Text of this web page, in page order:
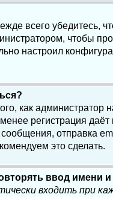
всего убедитесь,
чтобы
настроил
как
регистрация
отправка
это сделать.
ввод имени
входить при